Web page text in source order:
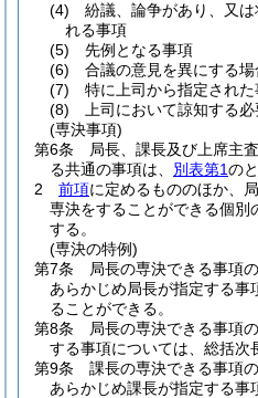
(4)
紛議、論争があり、又
れる事項
(5)
先例となる事項
(6)
合議の意見を異にする場
(7)
特に上司から指定された
(8)
上司において諒知する
(専決事項)
第6条
局長、課長及び上席主
る共通の事項は、 別表第1の
2
前項に定めるもののほか、
専決をすることができる個別
する。
(専決の特例)
第7条
局長の専決できる事項
あらかじめ局長が指定する事
ることができる。
第8条
局長の専決できる事項
する事項については、総括次
第9条
課長の専決できる事項
あらかじめ課長が指定する事